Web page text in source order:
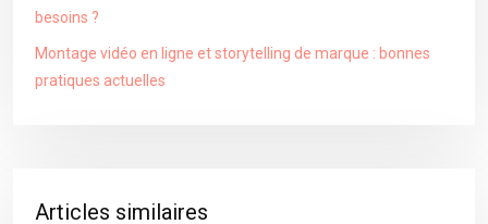
besoins ?
Montage vidéo en ligne et storytelling de marque : bonnes
pratiques actuelles
Articles similaires